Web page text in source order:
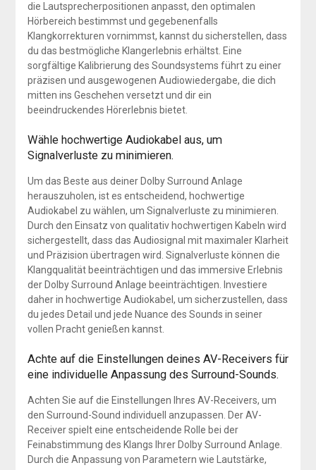
die Lautsprecherpositionen anpasst, den optimalen
Hörbereich bestimmst und gegebenenfalls
Klangkorrekturen vornimmst, kannst du sicherstellen, dass
du das bestmögliche Klangerlebnis erhältst. Eine
sorgfältige Kalibrierung des Soundsystems führt zu einer
präzisen und ausgewogenen Audiowiedergabe, die dich
mitten ins Geschehen versetzt und dir ein
beeindruckendes Hörerlebnis bietet.
Wähle hochwertige Audiokabel aus, um
Signalverluste zu minimieren.
Um das Beste aus deiner Dolby Surround Anlage
herauszuholen, ist es entscheidend, hochwertige
Audiokabel zu wählen, um Signalverluste zu minimieren.
Durch den Einsatz von qualitativ hochwertigen Kabeln wird
sichergestellt, dass das Audiosignal mit maximaler Klarheit
und Präzision übertragen wird. Signalverluste können die
Klangqualität beeinträchtigen und das immersive Erlebnis
der Dolby Surround Anlage beeinträchtigen. Investiere
daher in hochwertige Audiokabel, um sicherzustellen, dass
du jedes Detail und jede Nuance des Sounds in seiner
vollen Pracht genießen kannst.
Achte auf die Einstellungen deines AV-Receivers für
eine individuelle Anpassung des Surround-Sounds.
Achten Sie auf die Einstellungen Ihres AV-Receivers, um
den Surround-Sound individuell anzupassen. Der AV-
Receiver spielt eine entscheidende Rolle bei der
Feinabstimmung des Klangs Ihrer Dolby Surround Anlage.
Durch die Anpassung von Parametern wie Lautstärke,